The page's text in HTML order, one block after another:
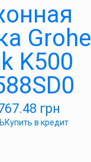
Grohe
K500
грн
Купить в кредит